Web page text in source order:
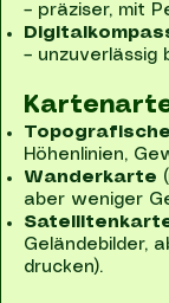
– präziser, mit
– unzuverlässig
Höhenlinien,
Wanderkarte
aber weniger
Geländebilder,
drucken).